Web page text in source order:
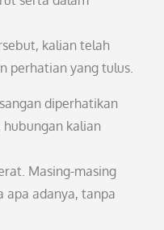
kalian telah
perhatian yang tulus.
diperhatikan
hubungan kalian
Masing-masing
apa adanya, tanpa